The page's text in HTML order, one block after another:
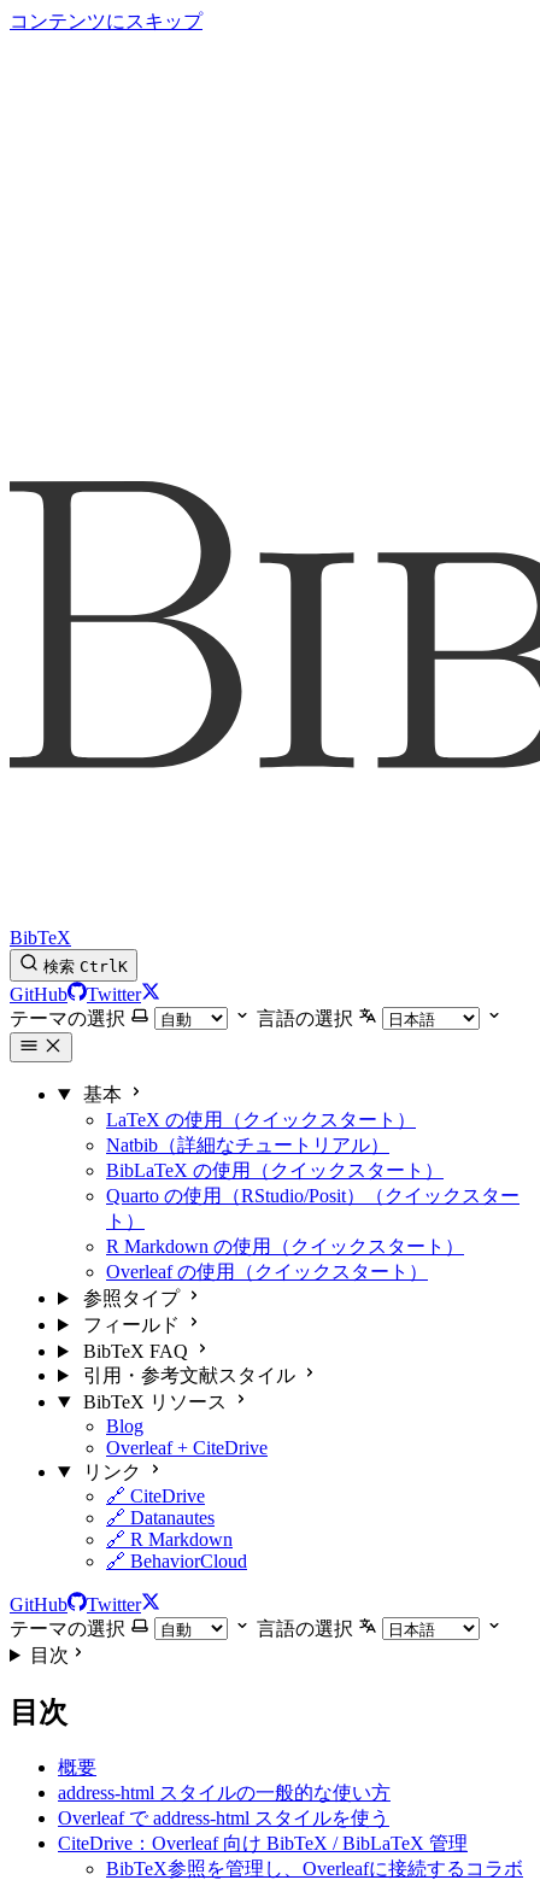
コンテンツにスキップ
BibTeX
検索 CtrlK
GitHub
Twitter
テーマの選択
言語の選択
基本
LaTeX の使用（クイックスタート）
Natbib（詳細なチュートリアル）
BibLaTeX の使用（クイックスタート）
Quarto の使用（RStudio/Posit）（クイックスター
ト）
R Markdown の使用（クイックスタート）
Overleaf の使用（クイックスタート）
参照タイプ
フィールド
BibTeX FAQ
引用・参考文献スタイル
BibTeX リソース
Blog
Overleaf + CiteDrive
リンク
🔗 CiteDrive
🔗 Datanautes
🔗 R Markdown
🔗 BehaviorCloud
GitHub
Twitter
テーマの選択
言語の選択
目次
目次
概要
address-html スタイルの一般的な使い方
Overleaf で address-html スタイルを使う
CiteDrive：Overleaf 向け BibTeX / BibLaTeX 管理
BibTeX参照を管理し、Overleafに接続するコラボ